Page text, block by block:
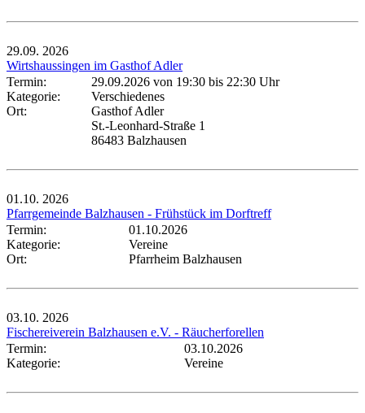
29.09. 2026
Wirtshaussingen im Gasthof Adler
Termin:
29.09.2026 von 19:30 bis 22:30 Uhr
Kategorie:
Verschiedenes
Ort:
Gasthof Adler
St.-Leonhard-Straße 1
86483 Balzhausen
01.10. 2026
Pfarrgemeinde Balzhausen - Frühstück im Dorftreff
Termin:
01.10.2026
Kategorie:
Vereine
Ort:
Pfarrheim Balzhausen
03.10. 2026
Fischereiverein Balzhausen e.V. - Räucherforellen
Termin:
03.10.2026
Kategorie:
Vereine